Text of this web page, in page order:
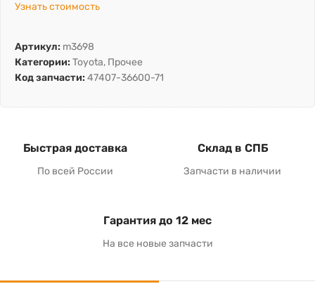
Узнать стоимость
Артикул: m3698
Категории: Toyota, Прочее
Код запчасти: 47407-36600-71
Быстрая доставка
По всей России
Склад в СПБ
Запчасти в наличии
Гарантия до 12 мес
На все новые запчасти